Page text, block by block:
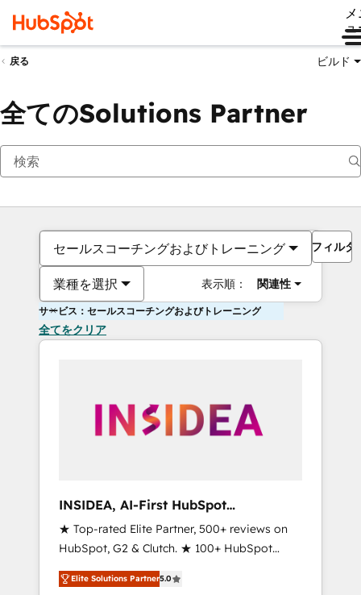
ュ
戻る ビルド
全てのSolutions Partner
セールスコーチングおよびトレーニング
業種を選択 表示順： 関連性
フィルタ
サービス：セールスコーチングおよびトレーニング
全てをクリア
INSIDEA, AI-First HubSpot
Onboarding & RevOps
★ Top-rated Elite Partner, 500+ reviews on
HubSpot, G2 & Clutch. ★ 100+ HubSpot
Certified Experts & Trainers across the team
★ 1,500+ implementations across five
Elite Solutions Partner5.0